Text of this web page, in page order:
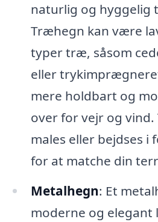
naturlig og hyggelig
Træhegn kan være
typer træ, såsom
eller
mere holdbart og
over for vejr og
males eller bejdses i
for at matche din
Metalhegn: Et
moderne og elegant